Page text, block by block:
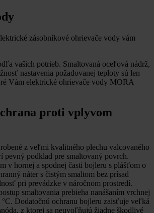
zásobníkové ohrievače vody vám
vašich potrieb. Smaltovaná oceľová nádrž,
nastavenia požadovanej teploty sú len
Vám elektrické ohrievače vody MORA
proti vplyvom
z veľmi kvalitného plechu valcovaného
pevný podklad pre smaltovaný povrch.
v hornej a spodnej časti bojleru s plášťom o
náter s čistým smaltom bez prísad
pri prevádzke v náročnom prostredí.
smaltovania prebieha nanášaním vrchnej
Dodatočnú ochranu bojleru zaisťuje veľká
z ktorej sa neuvoľňujú žiadne škodlivé